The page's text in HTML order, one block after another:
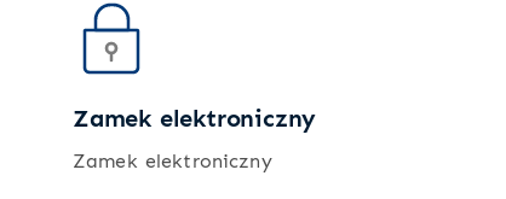
Zamek elektroniczny
Zamek elektroniczny